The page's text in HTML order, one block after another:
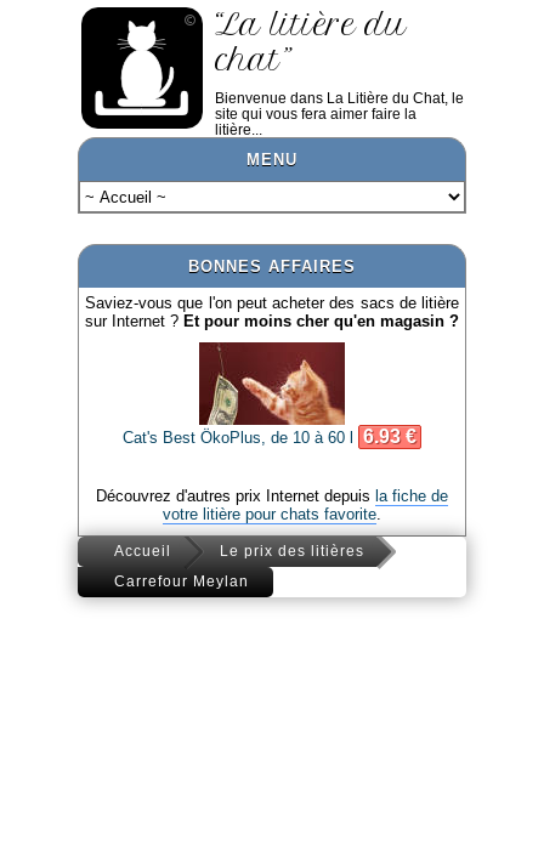
“La litière du
chat”
Bienvenue dans La Litière du Chat, le
site qui vous fera aimer faire la
litière...
MENU
BONNES AFFAIRES
Saviez-vous que l'on peut acheter des sacs de litière
sur Internet ? Et pour moins cher qu'en magasin ?
Cat's Best ÖkoPlus, de 10 à 60 l 6.93 €
Découvrez d'autres prix Internet depuis la fiche de
votre litière pour chats favorite.
Accueil
Le prix des litières
Carrefour Meylan